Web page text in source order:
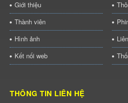
Giới thiệu
Thành viên
Hình ảnh
Kết nối web
THÔNG TIN LIÊN HỆ